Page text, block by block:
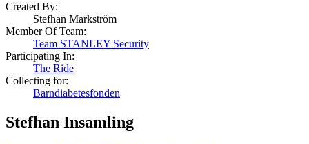
Created By:
Stefhan Markström
Member Of Team:
Team STANLEY Security
Participating In:
The Ride
Collecting for:
Barndiabetesfonden
Stefhan Insamling